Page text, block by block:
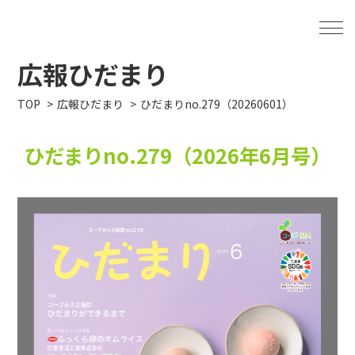
広報ひだまり
TOP 広報ひだまり ひだまりno.279（20260601）
ひだまりno.279（2026年6月号）